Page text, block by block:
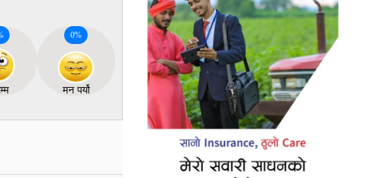
0%
मन पर्यो